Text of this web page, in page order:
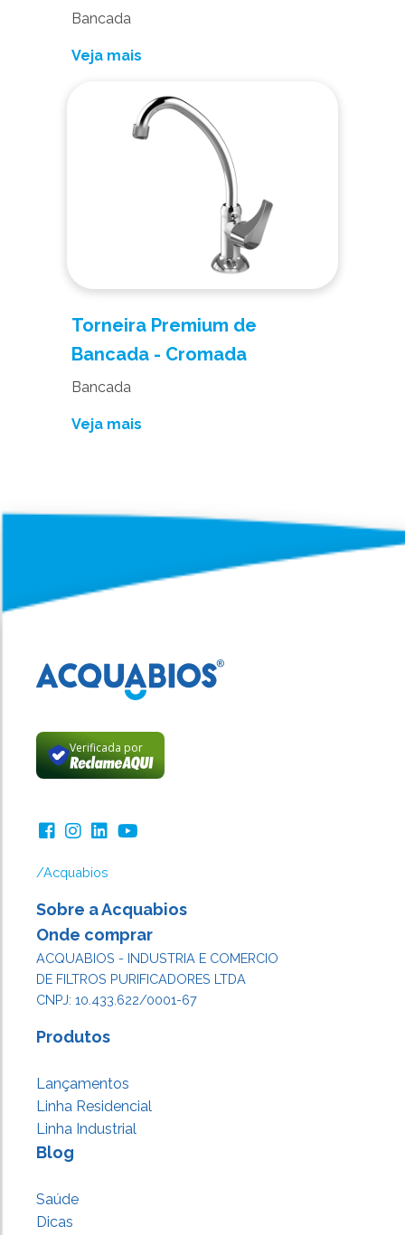
Bancada
Veja mais
Torneira Premium de
Bancada - Cromada
Bancada
Veja mais
Verificada por
/Acquabios
Sobre a Acquabios
Onde comprar
ACQUABIOS - INDUSTRIA E COMERCIO
DE FILTROS PURIFICADORES LTDA
CNPJ: 10.433.622/0001-67
Produtos
Lançamentos
Linha Residencial
Linha Industrial
Blog
Saúde
Dicas